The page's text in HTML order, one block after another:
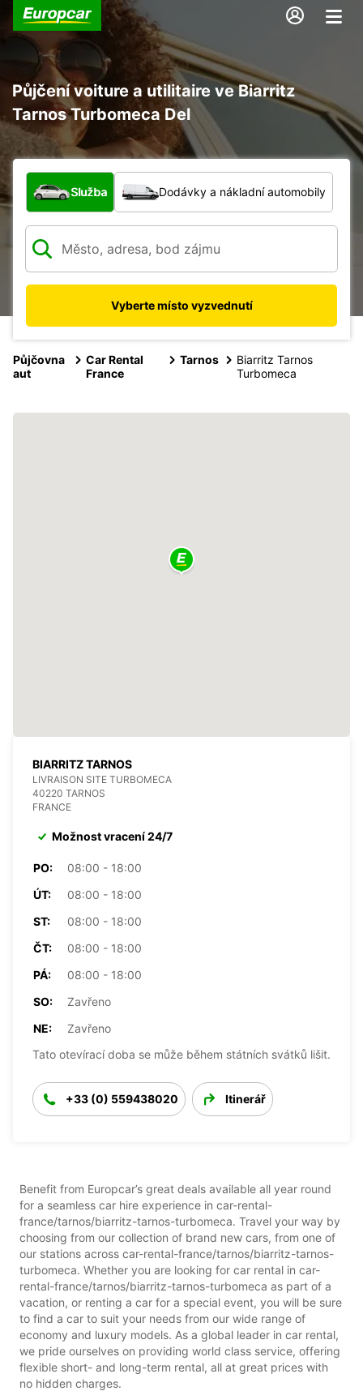
Půjčení voiture a utilitaire ve Biarritz
Tarnos Turbomeca Del
Jaký typ vozidla?
Služba Dodávky a nákladní automobily
Vyberte místo vyzvednutí
Půjčovna
aut
Car Rental
France
Tarnos
Biarritz Tarnos
Turbomeca
BIARRITZ TARNOS
LIVRAISON SITE TURBOMECA
40220 TARNOS
FRANCE
Možnost vracení 24/7
PO:
08:00 - 18:00
ÚT:
08:00 - 18:00
ST:
08:00 - 18:00
ČT:
08:00 - 18:00
PÁ:
08:00 - 18:00
SO:
Zavřeno
NE:
Zavřeno
Tato otevírací doba se může během státních svátků lišit.
+33 (0) 559438020 Itinerář
Benefit from Europcar’s great deals available all year round
for a seamless car hire experience in car-rental-
france/tarnos/biarritz-tarnos-turbomeca. Travel your way by
choosing from our collection of brand new cars, from one of
our stations across car-rental-france/tarnos/biarritz-tarnos-
turbomeca. Whether you are looking for car rental in car-
rental-france/tarnos/biarritz-tarnos-turbomeca as part of a
vacation, or renting a car for a special event, you will be sure
to find a car to suit your needs from our wide range of
economy and luxury models. As a global leader in car rental,
we pride ourselves on providing world class service, offering
flexible short- and long-term rental, all at great prices with
no hidden charges.